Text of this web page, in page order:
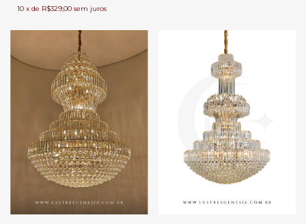
10 x de R$329,00 sem juros